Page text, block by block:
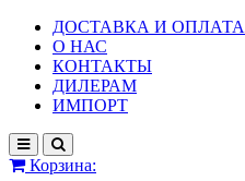
ДОСТАВКА И ОПЛАТА
О НАС
КОНТАКТЫ
ДИЛЕРАМ
ИМПОРТ
Корзина: